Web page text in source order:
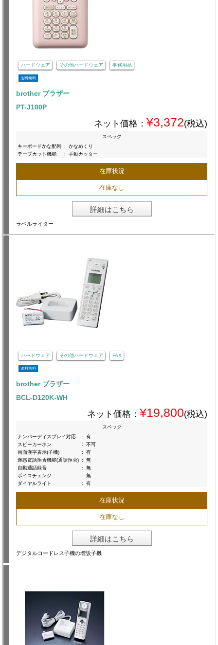
ハードウェア その他ハードウェア 事務用品
送料無料
brother ブラザー
PT-J100P
ネット価格： ¥3,372(税込)
スペック
キーボードかな配列
:
かなめくり
テープカット機能
: 手動カッター
在庫状況
在庫なし
詳細はこちら
ラベルライター
ハードウェア その他ハードウェア FAX
送料無料
brother ブラザー
BCL-D120K-WH
ネット価格： ¥19,800(税込)
スペック
ナンバーディスプレイ対応
:
有
スピーカーホン
:
不可
画面漢字表示(子機)
:
有
迷惑電話拒否機能(通話拒否) :
無
自動通話録音
:
無
ボイスチェンジ
:
無
ダイヤルライト
: 有
在庫状況
在庫なし
詳細はこちら
デジタルコードレス子機の増設子機